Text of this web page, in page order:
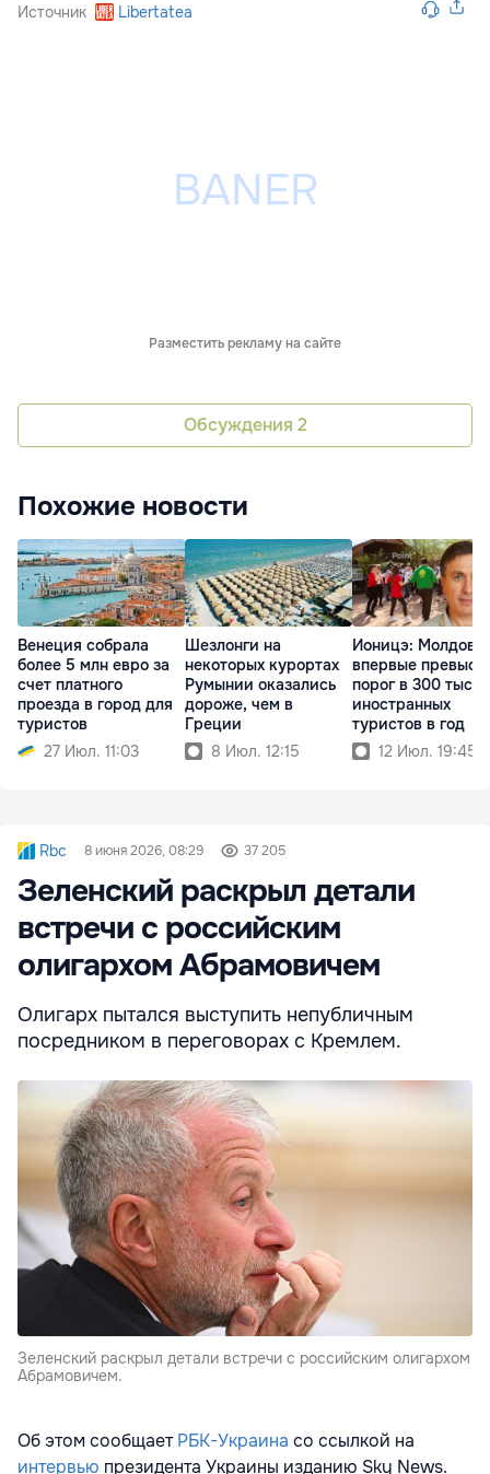
Источник Libertatea
Разместить рекламу на сайте
Обсуждения 2
Похожие новости
Венеция собрала
более 5 млн евро за
счет платного
проезда в город для
туристов
27 Июл. 11:03
Шезлонги на
некоторых курортах
Румынии оказались
дороже, чем в
Греции
8 Июл. 12:15
Ионицэ: Молдова
впервые
порог в 300 тысяч
иностранных
туристов в год
12 Июл. 19:45
Rbc 8 июня 2026, 08:29 37 205
Зеленский раскрыл детали
встречи с российским
олигархом Абрамовичем
Олигарх пытался выступить непубличным
посредником в переговорах с Кремлем.
Зеленский раскрыл детали встречи с российским олигархом
Абрамовичем.
Об этом сообщаетРБК-Украина со ссылкой на
интервью президента Украины изданию Sky News.